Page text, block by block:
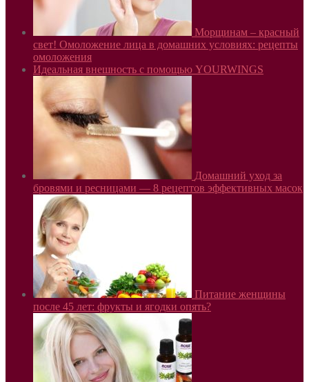
Морщинам – красный
свет! Омоложение лица в домашних условиях: рецепты
омоложения
Идеальная внешность с помощью YOURWINGS
Домашний уход за
бровями и ресницами — 8 рецептов эффективных масок
Питание женщины
после 45 лет: фрукты и ягодки опять?